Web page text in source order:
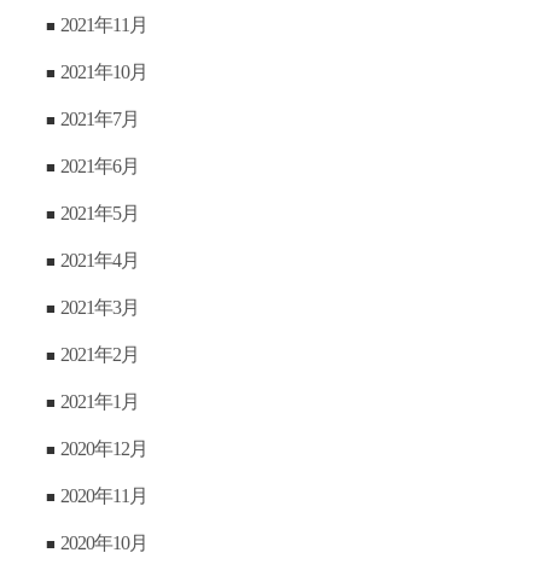
2021年11月
2021年10月
2021年7月
2021年6月
2021年5月
2021年4月
2021年3月
2021年2月
2021年1月
2020年12月
2020年11月
2020年10月